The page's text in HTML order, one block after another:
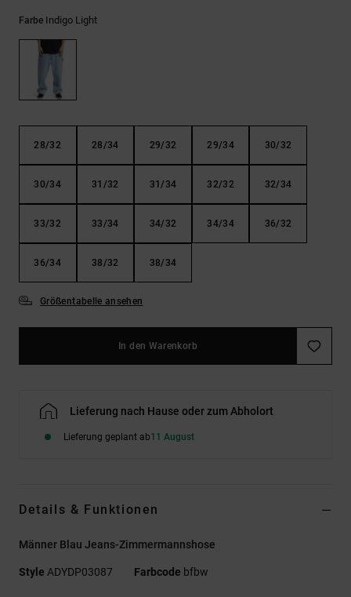
Farbe Indigo Light
28/32 28/34 29/32 29/34 30/32
30/34 31/32 31/34 32/32 32/34
33/32 33/34 34/32 34/34 36/32
36/34 38/32 38/34
Größentabelle ansehen
In den Warenkorb
Lieferung nach Hause oder zum Abholort
Lieferung geplant ab11 August
Details & Funktionen
Männer Blau Jeans-Zimmermannshose
Style ADYDP03087 Farbcode bfbw